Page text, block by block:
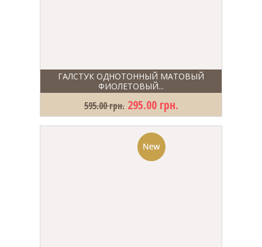
ГАЛСТУК ОДНОТОННЫЙ МАТОВЫЙ
ФИОЛЕТОВЫЙ...
595.00 грн. 295.00 грн.